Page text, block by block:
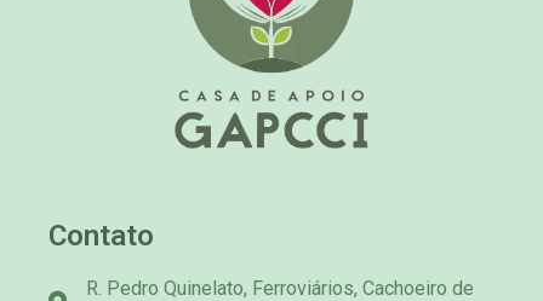
Contato
R. Pedro Quinelato, Ferroviários, Cachoeiro de